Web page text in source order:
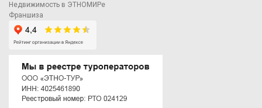
Недвижимость в ЭТНОМИРе
Франшиза